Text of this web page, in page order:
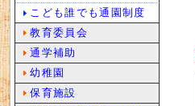
こども誰でも通園制度
教育委員会
通学補助
幼稚園
保育施設